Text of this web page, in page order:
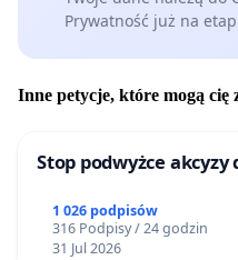
Prywatność już na
Inne petycje, które mogą cię
Stop podwyżce akcyzy
1 026 podpisów
316 Podpisy / 24 godzin
31 Jul 2026